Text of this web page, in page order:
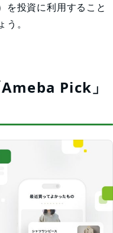
を投資に利用すること
。
Pick」